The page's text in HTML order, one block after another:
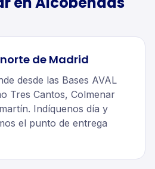
de Madrid
desde las Bases AVAL
Tres Cantos, Colmenar
Indíquenos día y
el punto de entrega